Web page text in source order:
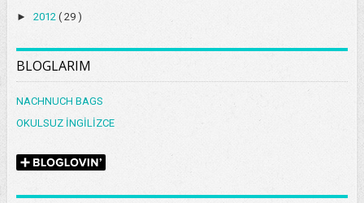
► 2012 ( 29 )
BLOGLARIM
NACHNUCH BAGS
OKULSUZ İNGİLİZCE